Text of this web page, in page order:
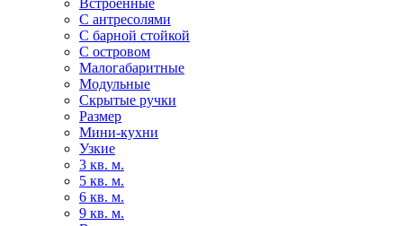
Встроенные
С антресолями
С барной стойкой
С островом
Малогабаритные
Модульные
Скрытые ручки
Размер
Мини-кухни
Узкие
3 кв. м.
5 кв. м.
6 кв. м.
9 кв. м.